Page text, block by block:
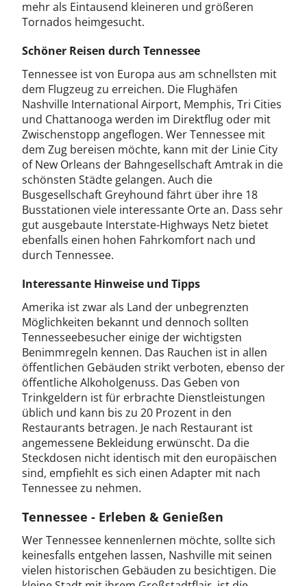
mehr als Eintausend kleineren und größeren
Tornados heimgesucht.
Schöner Reisen durch Tennessee
Tennessee ist von Europa aus am schnellsten mit
dem Flugzeug zu erreichen. Die Flughäfen
Nashville International Airport, Memphis, Tri Cities
und Chattanooga werden im Direktflug oder mit
Zwischenstopp angeflogen. Wer Tennessee mit
dem Zug bereisen möchte, kann mit der Linie City
of New Orleans der Bahngesellschaft Amtrak in die
schönsten Städte gelangen. Auch die
Busgesellschaft Greyhound fährt über ihre 18
Busstationen viele interessante Orte an. Dass sehr
gut ausgebaute Interstate-Highways Netz bietet
ebenfalls einen hohen Fahrkomfort nach und
durch Tennessee.
Interessante Hinweise und Tipps
Amerika ist zwar als Land der unbegrenzten
Möglichkeiten bekannt und dennoch sollten
Tennesseebesucher einige der wichtigsten
Benimmregeln kennen. Das Rauchen ist in allen
öffentlichen Gebäuden strikt verboten, ebenso der
öffentliche Alkoholgenuss. Das Geben von
Trinkgeldern ist für erbrachte Dienstleistungen
üblich und kann bis zu 20 Prozent in den
Restaurants betragen. Je nach Restaurant ist
angemessene Bekleidung erwünscht. Da die
Steckdosen nicht identisch mit den europäischen
sind, empfiehlt es sich einen Adapter mit nach
Tennessee zu nehmen.
Tennessee - Erleben & Genießen
Wer Tennessee kennenlernen möchte, sollte sich
keinesfalls entgehen lassen, Nashville mit seinen
vielen historischen Gebäuden zu besichtigen. Die